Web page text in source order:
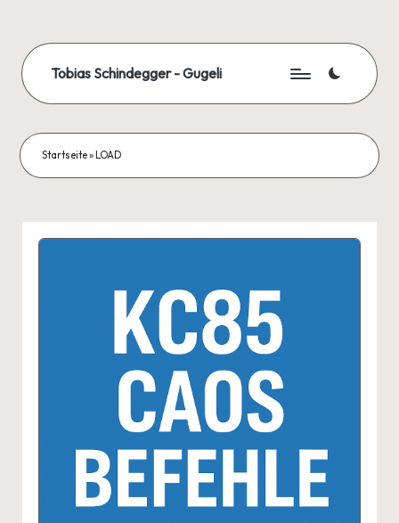
content
Tobias Schindegger - Gugeli
Startseite» LOAD